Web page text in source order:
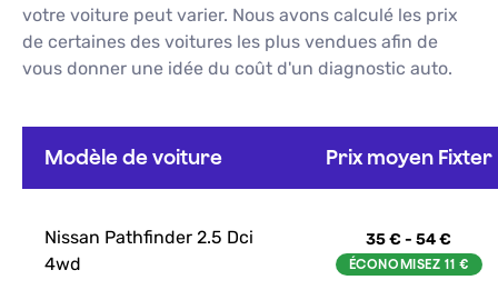
votre voiture peut varier. Nous avons calculé les prix
de certaines des voitures les plus vendues afin de
vous donner une idée du coût d'un diagnostic auto.
Modèle de voiture Prix moyen Fixter
Nissan Pathfinder 2.5 Dci
4wd
35 € - 54 €